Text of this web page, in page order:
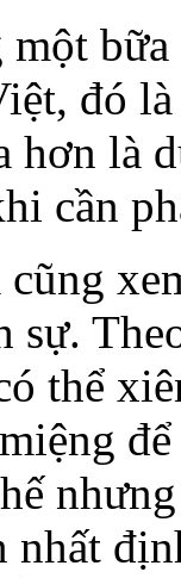
đó
hơn là
cần
sự.
thể
nhất